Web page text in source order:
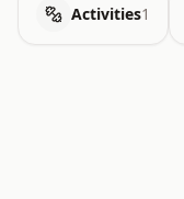
Activities1